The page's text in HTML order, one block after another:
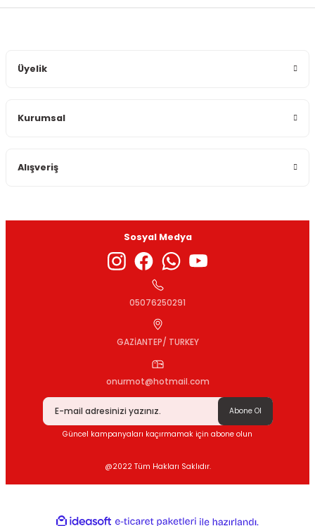
Ürün bilgilerinde hatalar bulunuyor.
Gönder
Üyelik
Kurumsal
Alışveriş
Sosyal Medya
05076250291
GAZİANTEP/ TURKEY
onurmot@hotmail.com
Abone Ol
Güncel kampanyaları kaçırmamak için abone olun
@2022 Tüm Hakları Saklıdır.
ideasoft e-